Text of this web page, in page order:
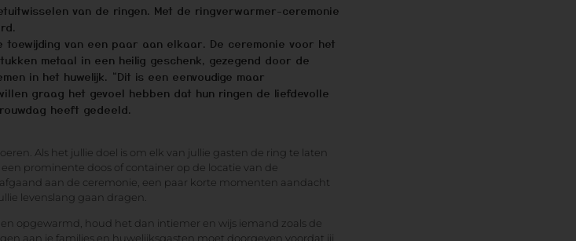
van de ringen. Met de ringverwarmer-ceremonie
toewijding van een paar aan elkaar. De ceremonie voor het
metaal in een heilig geschenk, gezegend door de
in het huwelijk. “Dit is een eenvoudige maar
graag het gevoel hebben dat hun ringen de liefdevolle
heeft gedeeld.
Als het jullie doel is om elk van jullie gasten de ring te laten
prominente doos of container op de locatie van de
aan de ceremonie, een paar korte momenten aandacht
levenslang gaan dragen.
opgewarmd, houd het dan intiemer en wijs iemand zoals de
aan je families en huwelijksgasten moet doorgeven voordat jij